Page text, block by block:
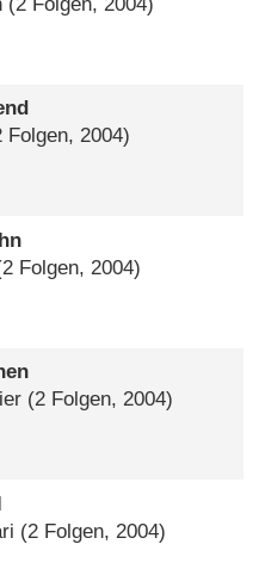
Folgen, 2004)
Folgen, 2004)
(2 Folgen, 2004)
(2 Folgen, 2004)